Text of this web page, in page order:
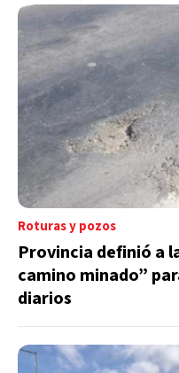
Roturas y pozos
Provincia definió a
camino minado”
diarios